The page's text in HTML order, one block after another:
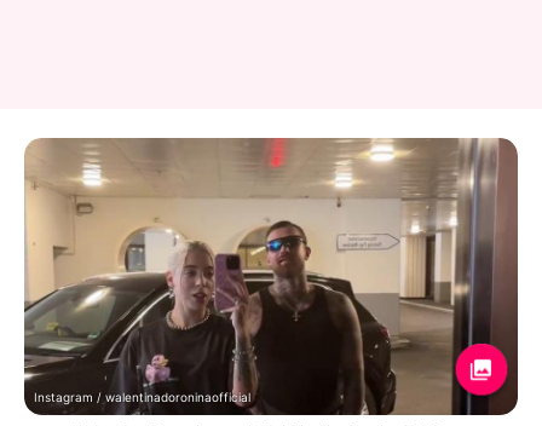
Instagram / walentinadoroninaofficial